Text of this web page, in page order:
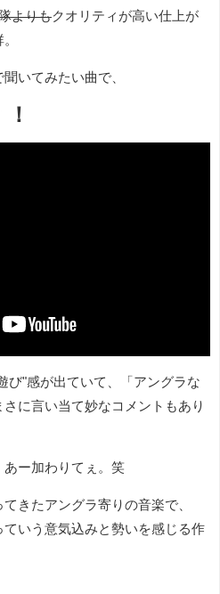
よりもクオリティが高い仕上が
いてみたい曲で、
び"感が出ていて、「アングラな
に言い当て妙なコメントもあり
あー加わりてぇ。笑
きたアングラ寄りの音楽で、
ていう意気込みと勢いを感じる作